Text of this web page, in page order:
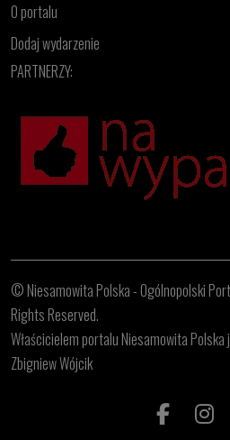
O portalu
Dodaj wydarzenie
PARTNERZY:
© Niesamowita Polska - Ogólnopolski
Rights Reserved.
Właścicielem portalu Niesamowita
Zbigniew Wójcik